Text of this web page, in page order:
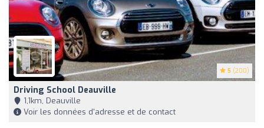
5 (200)
Driving School Deauville
1,1km, Deauville
Voir les données d'adresse et de contact